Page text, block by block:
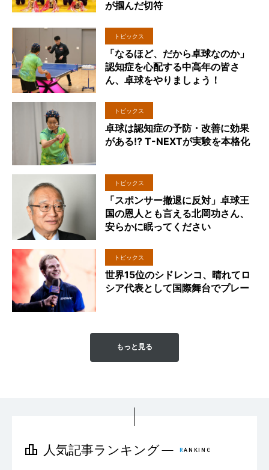
が掴んだ切符
トピックス
「なるほど、だから卓球なのか」
認知症を心配する中高年の皆さ
ん、卓球をやりましょう！
トピックス
卓球は認知症の予防・改善に効果
がある!? T-NEXTが実験を本格化
トピックス
「スポンサー撤退に反対」卓球王
国の恩人とも言える北岡功さん、
安らかに眠ってください
トピックス
世界15位のシドレンコ、晴れてロ
シア代表として国際舞台でプレー
もっと見る